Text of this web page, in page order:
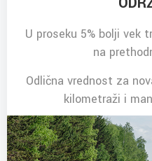
U proseku 5% bolji vek
na
Odlična vrednost za
kilometraži i